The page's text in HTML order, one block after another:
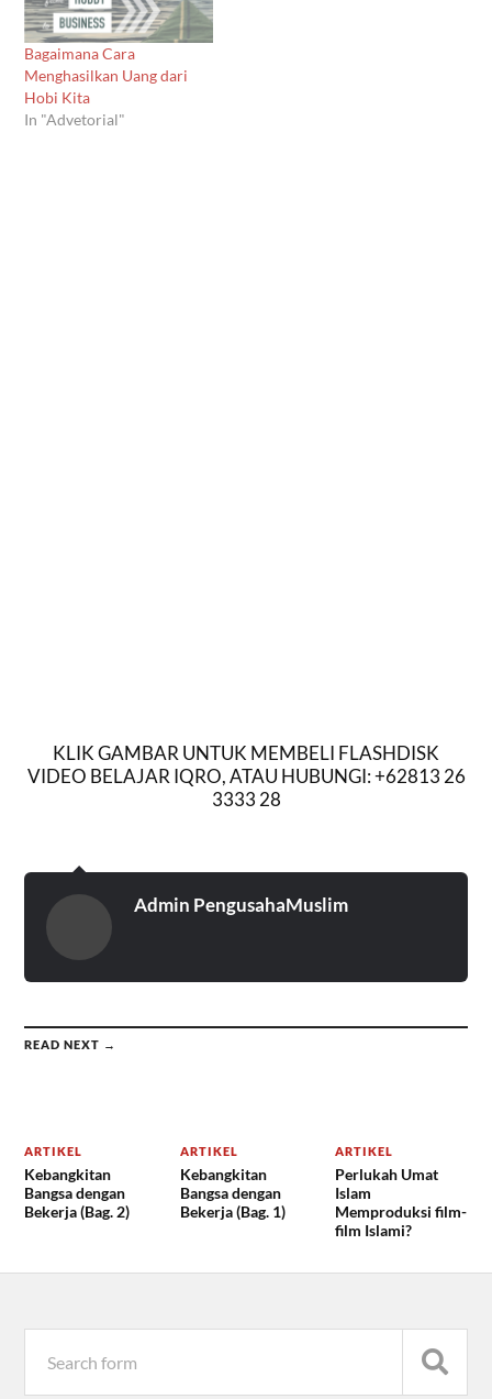
Bagaimana Cara
Menghasilkan Uang dari
Hobi Kita
In "Advetorial"
KLIK GAMBAR UNTUK MEMBELI FLASHDISK
VIDEO BELAJAR IQRO, ATAU HUBUNGI: +62813 26
3333 28
Admin PengusahaMuslim
READ NEXT →
ARTIKEL
Kebangkitan
Bangsa dengan
Bekerja (Bag. 2)
ARTIKEL
Kebangkitan
Bangsa dengan
Bekerja (Bag. 1)
ARTIKEL
Perlukah Umat
Islam
Memproduksi film-
film Islami?